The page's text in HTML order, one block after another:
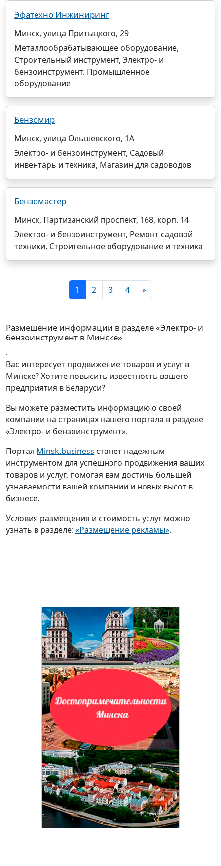
Эфатехно Инжиниринг
Минск, улица Притыцкого, 29
Металлообрабатывающее оборудование,
Строительный инструмент, Электро- и
бензоинструмент, Промышленное
оборудование
Бензомир
Минск, улица Ольшевского, 1А
Электро- и бензоинструмент, Садовый
инвентарь и техника, Магазин для садоводов
Бензомастер
Минск, Партизанский проспект, 168, корп. 14
Электро- и бензоинструмент, Ремонт садовой
техники, Строительное оборудование и техника
1 2 3 4 »
Размещение информации в разделе «Электро- и
бензоинструмент в Минске»
.
Вас интересует продвижение товаров и услуг в
Минске? Хотите повысить известность вашего
предприятия в Беларуси?
Вы можете разместить информацию о своей
компании на страницах нашего портала в разделе
«Электро- и бензоинструмент».
Портал Minsk.business станет надежным
инструментом для успешного продвижения ваших
товаров и услуг, помогая вам достичь большей
узнаваемости вашей компании и новых высот в
бизнесе.
Условия размещения и стоимость услуг можно
узнать в разделе: «Размещение рекламы».